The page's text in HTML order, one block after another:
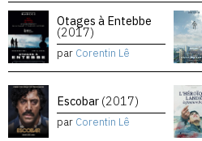
Otages à Entebbe
(2017)
par Corentin Lê
Escobar (2017)
par Corentin Lê